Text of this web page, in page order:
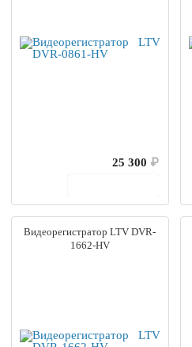
25 300 ₽
Видеорегистратор LTV DVR-
1662-HV